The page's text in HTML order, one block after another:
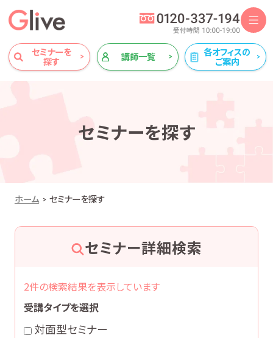
セミナーを
探す
講師一覧
各オフィスの
ご案内
セミナーを探す
ホーム セミナーを探す
セミナー詳細検索
2件の検索結果を表示しています
受講タイプを選択
対面型セミナー